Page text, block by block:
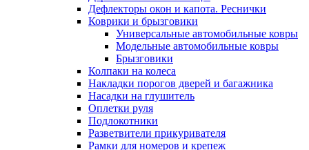
Дефлекторы окон и капота. Реснички
Коврики и брызговики
Универсальные автомобильные ковры
Модельные автомобильные ковры
Брызговики
Колпаки на колеса
Накладки порогов дверей и багажника
Насадки на глушитель
Оплетки руля
Подлокотники
Разветвители прикуривателя
Рамки для номеров и крепеж